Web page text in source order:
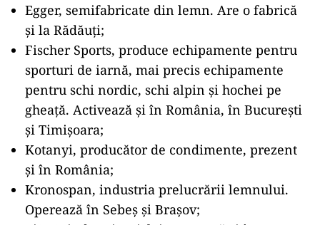
Egger, semifabricate din lemn. Are o fabrică
și la Rădăuți;
Fischer Sports, produce echipamente pentru
sporturi de iarnă, mai precis echipamente
pentru schi nordic, schi alpin și hochei pe
gheață. Activează și în România, în București
și Timișoara;
Kotanyi, producător de condimente, prezent
și în România;
Kronospan, industria prelucrării lemnului.
Operează în Sebeș și Brașov;